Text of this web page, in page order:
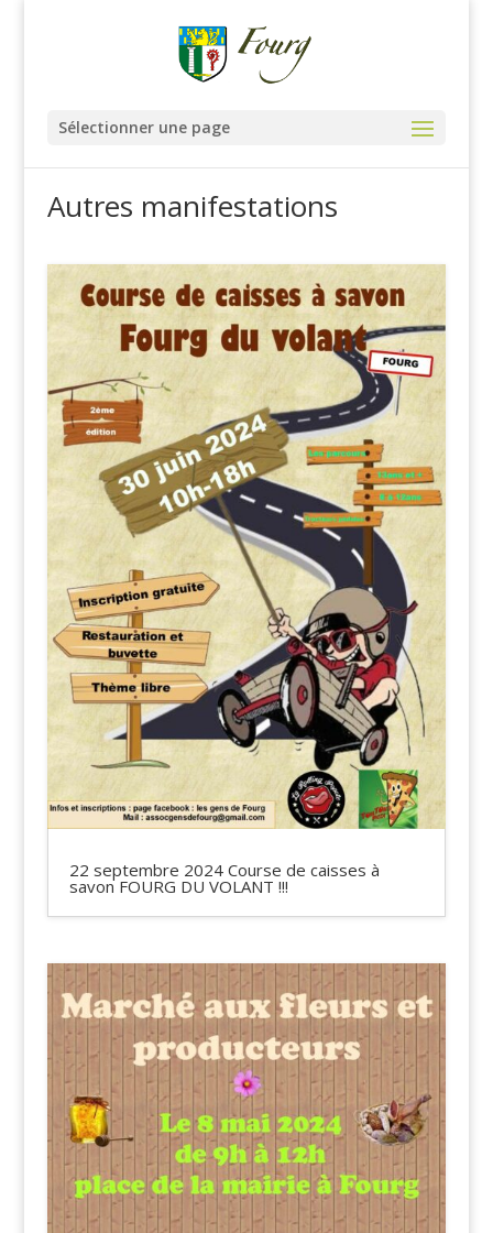
Sélectionner une page
Autres manifestations
22 septembre 2024 Course de caisses à
savon FOURG DU VOLANT !!!